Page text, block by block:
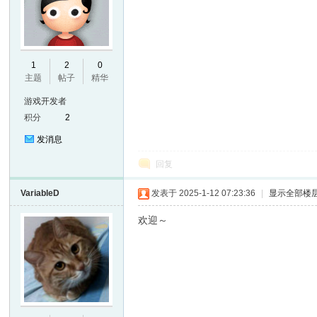
1
主题
2
帖子
0
精华
游戏开发者
积分
2
发消息
回复
VariableD 发表于 2025-1-12 07:23:36 显示全部楼
欢迎～